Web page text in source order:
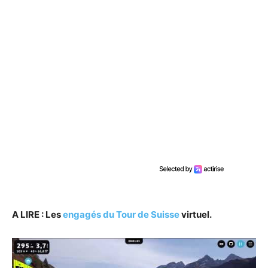
A LIRE : Lesengagés du Tour de Suissevirtuel.